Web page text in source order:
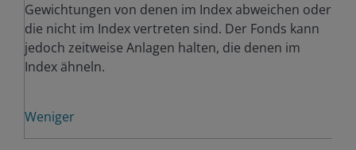
Gewichtungen von denen im Index abweichen oder
die nicht im Index vertreten sind. Der Fonds kann
jedoch zeitweise Anlagen halten, die denen im
Index ähneln.
Weniger